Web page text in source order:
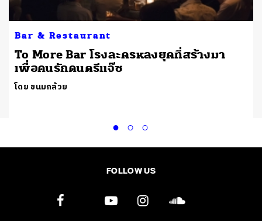
Bar & Restaurant
To More Bar โรงละครหลงยุคที่สร้างมา
เพื่อคนรักดนตรีแจ๊ซ
โดย ขนมกล้วย
FOLLOW US